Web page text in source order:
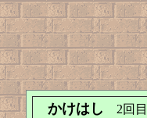
かけはし 2回目